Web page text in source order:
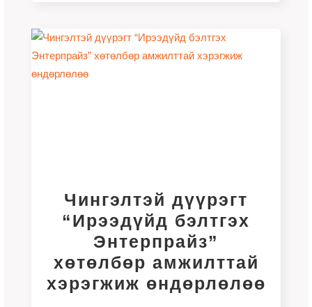
Чингэлтэй дүүрэгт
“Ирээдүйд бэлтгэх
Энтерпрайз”
хөтөлбөр амжилттай
хэрэгжиж өндөрлөлөө